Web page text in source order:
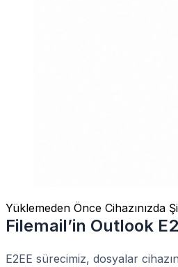
Yüklemeden Önce Cihazınızda
Filemail’in Outlook
E2EE sürecimiz, dosyalar